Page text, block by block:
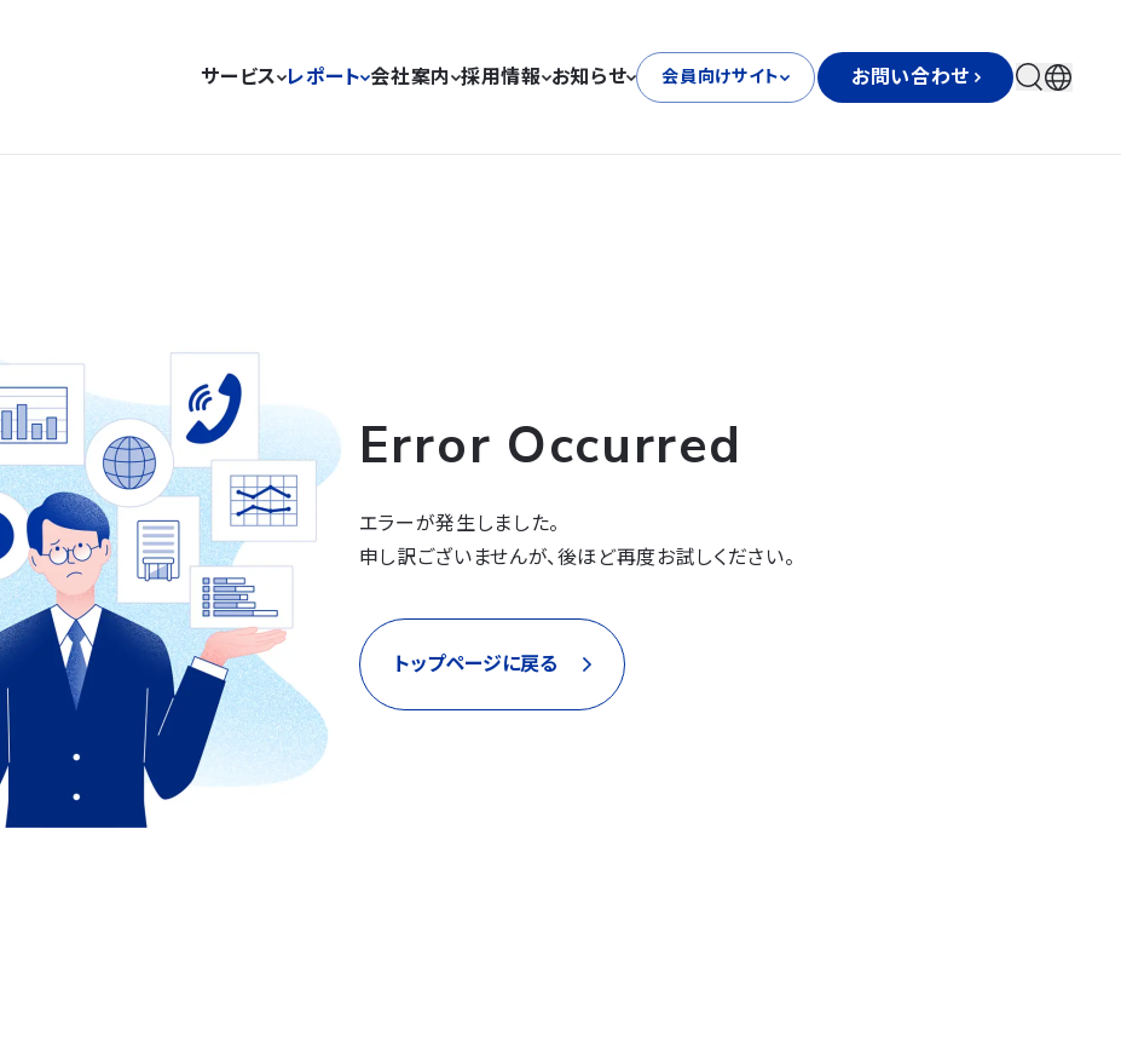
サービス レポート 会社案内 採用情報 お知らせ 会員向けサイト お問い合わせ
Error Occurred
エラーが発生しました。
申し訳ございませんが、後ほど再度お試しください。
トップページに戻る